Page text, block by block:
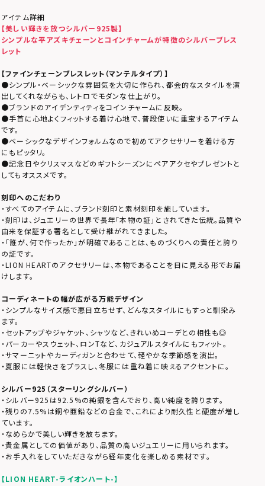
アイテム詳細
【美しい輝きを放つシルバー925製】
シンプルな平アズキチェーンとコインチャームが特徴のシルバーブレス
レット
【ファインチェーンブレスレット（マンテルタイプ） 】
●シンプル・ベーシックな雰囲気を大切に作られ、都会的なスタイルを演
出してくれながらも、レトロでモダンな仕上がり。
●ブランドのアイデンティティをコインチャームに反映。
●手首に心地よくフィットする着け心地で、普段使いに重宝するアイテム
です。
●ベーシックなデザインフォルムなので初めてアクセサリーを着ける方
にもピッタリ。
●記念日やクリスマスなどのギフトシーズンにペアアクセやプレゼントと
してもオススメです。
刻印へのこだわり
・すべてのアイテムに、ブランド刻印と素材刻印を施しています。
・刻印は、ジュエリーの世界で長年「本物の証」とされてきた伝統。品質や
由来を保証する署名として受け継がれてきました。
・「誰が、何で作ったか」が明確であることは、ものづくりへの責任と誇り
の証です。
・LION HEARTのアクセサリーは、本物であることを目に見える形でお届
けします。
コーディネートの幅が広がる万能デザイン
・シンプルなサイズ感で悪目立ちせず、どんなスタイルにもすっと馴染み
ます。
・セットアップやジャケット、シャツなど、きれいめコーデとの相性も◎
・パーカーやスウェット、ロンTなど、カジュアルスタイルにもフィット。
・サマーニットやカーディガンと合わせて、軽やかな季節感を演出。
・夏服には軽快さをプラスし、冬服には重ね着に映えるアクセントに。
シルバー925（スターリングシルバー）
・シルバー925は92.5%の純銀を含んでおり、高い純度を誇ります。
・残りの7.5%は銅や亜鉛などの合金で、これにより耐久性と硬度が増し
ています。
・なめらかで美しい輝きを放ちます。
・貴金属としての価値があり、品質の高いジュエリーに用いられます。
・お手入れをしていただきながら経年変化を楽しめる素材です。
【LION HEART-ライオンハート-】